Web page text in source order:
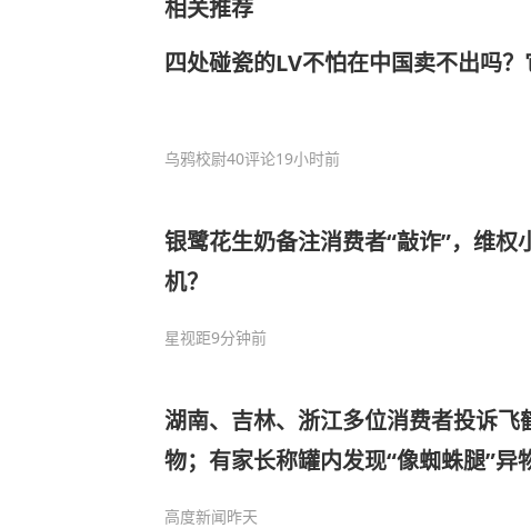
相关推荐
四处碰瓷的LV不怕在中国卖不出吗
乌鸦校尉40评论19小时前
银鹭花生奶备注消费者“敲诈”，维权
机？
星视距9分钟前
湖南、吉林、浙江多位消费者投诉飞
物；有家长称罐内发现“像蜘蛛腿”异
高度新闻昨天